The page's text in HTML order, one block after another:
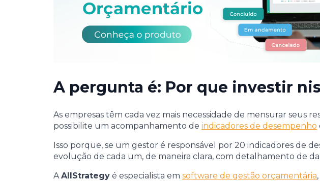
A pergunta é: Por que investir
As empresas têm cada vez mais necessidade de mensurar seus
possibilite um acompanhamento de indicadores de desempenho
Isso porque, se um gestor é responsável por 20 indicadores de
evolução de cada um, de maneira clara, com detalhamento de
A AllStrategy é especialista em software de gestão orçamentária